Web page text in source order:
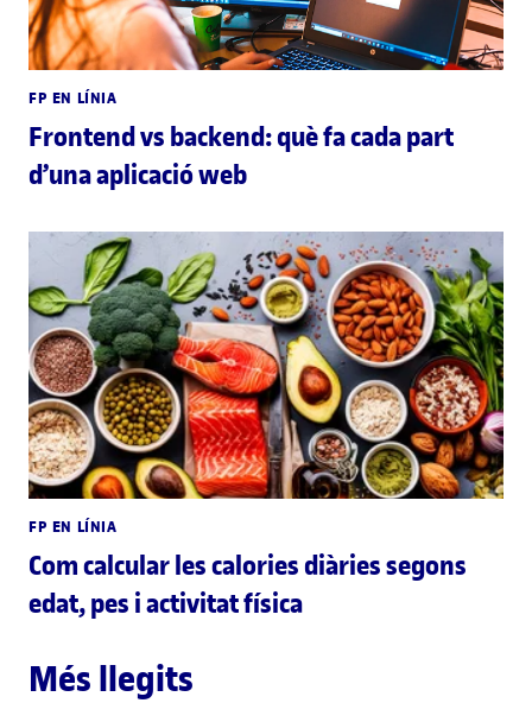
FP EN LÍNIA
Frontend vs backend: què fa cada part
d’una aplicació web
FP EN LÍNIA
Com calcular les calories diàries segons
edat, pes i activitat física
Més llegits